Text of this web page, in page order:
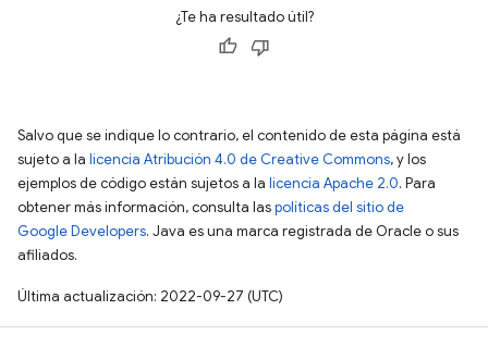
¿Te ha resultado útil?
Salvo que se indique lo contrario, el contenido de esta página está
sujeto a la licencia Atribución 4.0 de Creative Commons, y los
ejemplos de código están sujetos a la licencia Apache 2.0. Para
obtener más información, consulta laspolíticas del sitio de
Google Developers. Java es una marca registrada de Oracle o sus
afiliados.
Última actualización: 2022-09-27 (UTC)